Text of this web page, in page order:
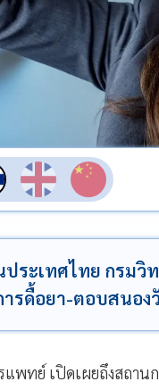
ประเทศไทย กรม
รดื้อยา-ตอบสนอง
พทย์ เปิดเผยถึงสถาน